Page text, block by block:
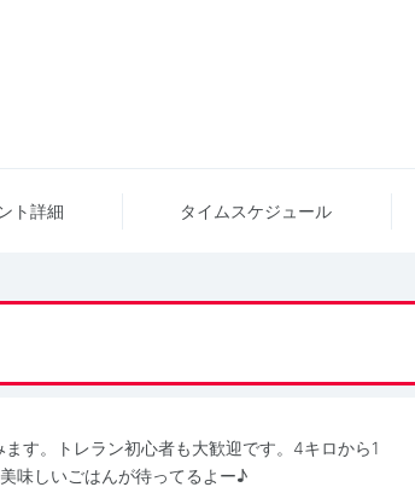
ト詳細 タイム スケジュール
す。トレラン初心者も大歓迎です。4キロから1
味しいごはんが待ってるよー♪